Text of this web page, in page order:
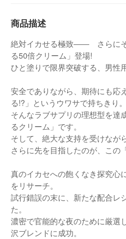
商品描述
絶対イカせる極致―― さらに
る50倍クリーム」登場!
ひと塗りで限界突破する、男性
安全でありながら、期待にも応
る!?」というウワサで持ちきり。
そんなラブサプリの理想型を達
るクリーム」です。
そして、絶大な支持を受けなが
さらに先を目指したのが、この
真のイカセへの飽くなき探究心
をリサーチ。
試行錯誤の末に、新たな配合レ
た。
濃密で官能的な夜のために厳選
沢ブレンドに成功。